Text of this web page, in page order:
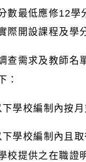
數最低應修12學
際開設課程及學
查需求及教師名
：
學校編制內按
學校編制內且
校提供之在職證